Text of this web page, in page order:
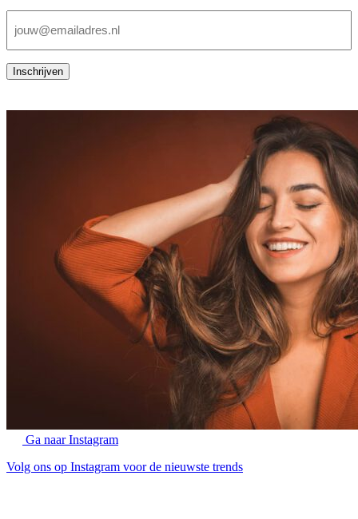
mailadres
Inschrijven
Ga naar Instagram
Volg ons op Instagram voor de nieuwste trends